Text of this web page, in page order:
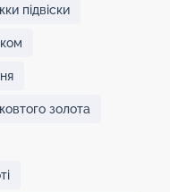
підвіски
золота